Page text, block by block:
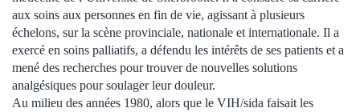
aux soins aux personnes en fin de vie, agissant à plusieurs
échelons, sur la scène provinciale, nationale et internationale. Il a
exercé en soins palliatifs, a défendu les intérêts de ses patients et a
mené des recherches pour trouver de nouvelles solutions
analgésiques pour soulager leur douleur.
Au milieu des années 1980, alors que le VIH/sida faisait les